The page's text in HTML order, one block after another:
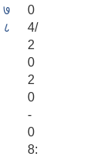
७
८
0
4/
2
0
2
0
-
0
8: